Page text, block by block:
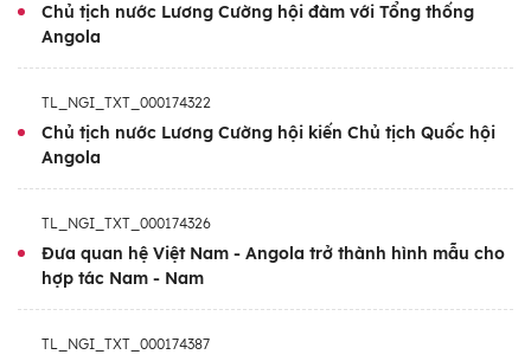
triển và hội nhập quốc tế trong tình hình mới
của mỗi nước.
Ngoài ra, chuyến thăm còn là dịp quan trọng
để tăng cường hợp tác giữa Việt Nam với
Liên minh châu Phi, giữa Angola và ASEAN;
là dịp để hai bên phát huy vai trò cầu nối
cho quan hệ hợp tác giữa ASEAN và Liên
minh châu Phi.
Chủ tịch nước Lương Cường hội đàm với Tổng thống
Angola
TL_NGI_TXT_000174322
Chủ tịch nước Lương Cường hội kiến Chủ tịch Quốc hội
Angola
TL_NGI_TXT_000174326
Đưa quan hệ Việt Nam - Angola trở thành hình mẫu cho
hợp tác Nam - Nam
TL_NGI_TXT_000174387